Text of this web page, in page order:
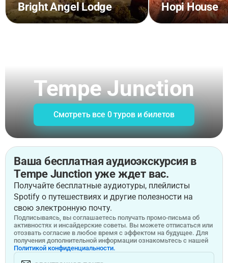
Bright Angel Lodge Hopi House
Tempe Junction
Смотреть все 0 туров и билетов
Ваша бесплатная аудиоэкскурсия в
Tempe Junction уже ждет вас.
Получайте бесплатные аудиотуры, плейлисты
Spotify о путешествиях и другие полезности на
свою электронную почту.
Подписываясь, вы соглашаетесь получать промо-письма об
активностях и инсайдерские советы. Вы можете отписаться или
отозвать согласие в любое время с эффектом на будущее. Для
получения дополнительной информации ознакомьтесь с нашей
Политикой конфиденциальности.